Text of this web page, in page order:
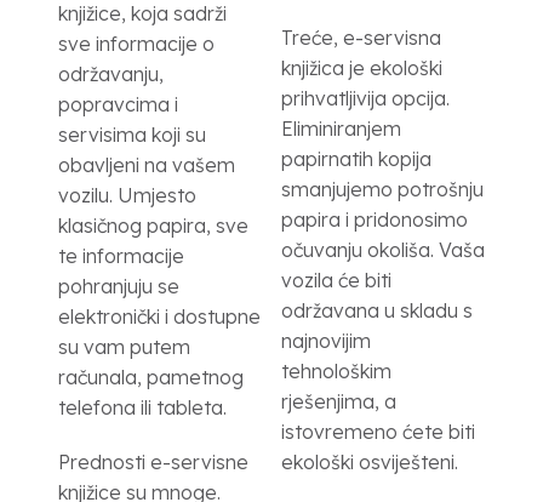
knjižice, koja sadrži
sve informacije o
održavanju,
popravcima i
servisima koji su
obavljeni na vašem
vozilu. Umjesto
klasičnog papira, sve
te informacije
pohranjuju se
elektronički i dostupne
su vam putem
računala, pametnog
telefona ili tableta.
Prednosti e-servisne
knjižice su mnoge.
Treće, e-servisna
knjižica je ekološki
prihvatljivija opcija.
Eliminiranjem
papirnatih kopija
smanjujemo potrošnju
papira i pridonosimo
očuvanju okoliša. Vaša
vozila će biti
održavana u skladu s
najnovijim
tehnološkim
rješenjima, a
istovremeno ćete biti
ekološki osviješteni.